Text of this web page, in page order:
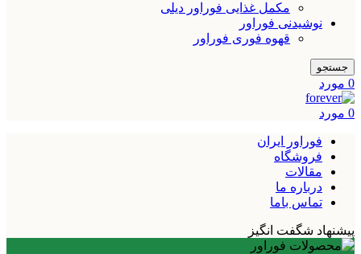
مکمل غذایی فوراور دیلی
نوشیدنی فوراور
قهوه فوری فوراور
جستجو
0 مورد
0 مورد
فوراور ایران
فروشگاه
مقالات
درباره ما
تماس باما
پیشنهاد شگفت انگیز